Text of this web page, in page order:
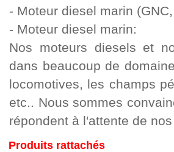
- Moteur diesel marin
- Moteur diesel marin:
Nos moteurs diesels et
dans beaucoup de
locomotives, les champs
etc.. Nous sommes
répondent à l'attente de
Produits rattachés